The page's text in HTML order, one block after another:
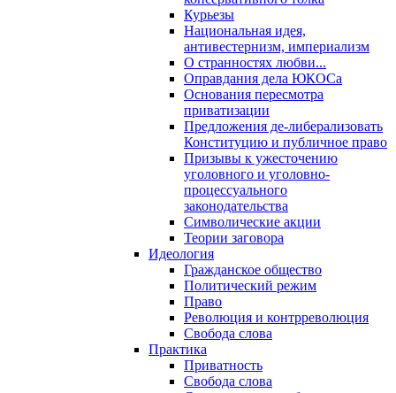
Курьезы
Национальная идея,
антивестернизм, империализм
О странностях любви...
Оправдания дела ЮКОСа
Основания пересмотра
приватизации
Предложения де-либерализовать
Конституцию и публичное право
Призывы к ужесточению
уголовного и уголовно-
процессуального
законодательства
Символические акции
Теории заговора
Идеология
Гражданское общество
Политический режим
Право
Революция и контрреволюция
Свобода слова
Практика
Приватность
Свобода слова